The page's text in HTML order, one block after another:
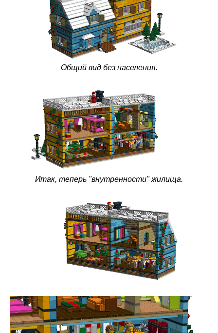
Общий вид без населения.
Итак, теперь "внутренности" жилища.